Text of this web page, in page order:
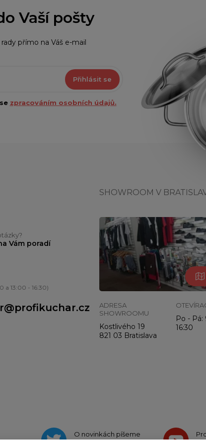
Vaší pošty
přímo na Váš e-mail
Přihlásit se
zpracováním osobních údajů.
Vám poradí
a 13:00 - 16:30)
SHOWROOM V
ADRESA
SHOWROOMU
Kostlivého 19
821 03 Bratislava
Po - Pá:
16:30
O novinkách píšeme